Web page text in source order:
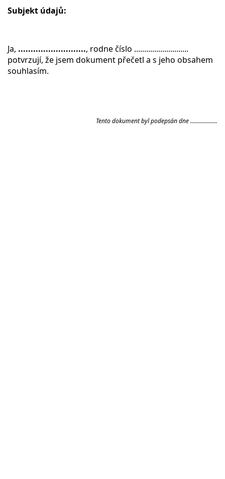
Subjekt údajů:
Ja, ..........................., rodne číslo ...........................
potvrzují, že jsem dokument přečetl a s jeho obsahem
souhlasím.
Tento dokument byl podepsán dne ..................